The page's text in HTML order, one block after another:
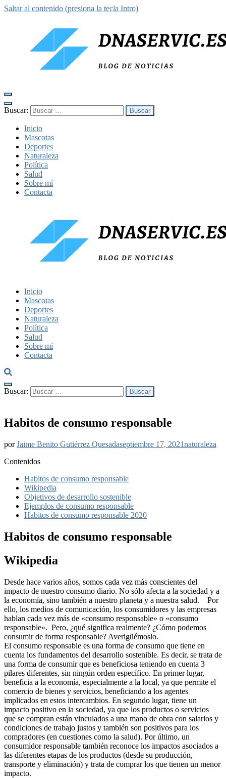
Saltar al contenido (presiona la tecla Intro)
Buscar:
Inicio
Mascotas
Deportes
Naturaleza
Política
Salud
Sobre mí
Contacta
dnaservic.es
Inicio
Mascotas
Deportes
Naturaleza
Política
Salud
Sobre mí
Contacta
Buscar:
Habitos de consumo responsable
porJaime Benito Gutiérrez Quesadaseptiembre 17, 2021naturaleza
Contenidos
Habitos de consumo responsable
Wikipedia
Objetivos de desarrollo sostenible
Ejemplos de consumo responsable
Habitos de consumo responsable 2020
Habitos de consumo responsable
Wikipedia
Desde hace varios años, somos cada vez más conscientes del
impacto de nuestro consumo diario. No sólo afecta a la sociedad y a
la economía, sino también a nuestro planeta y a nuestra salud. Por
ello, los medios de comunicación, los consumidores y las empresas
hablan cada vez más de «consumo responsable» o «consumo
responsable». Pero, ¿qué significa realmente? ¿Cómo podemos
consumir de forma responsable? Averigüémoslo.
El consumo responsable es una forma de consumo que tiene en
cuenta los fundamentos del desarrollo sostenible. Es decir, se trata de
una forma de consumir que es beneficiosa teniendo en cuenta 3
pilares diferentes, sin ningún orden específico. En primer lugar,
beneficia a la economía, especialmente a la local, ya que permite el
comercio de bienes y servicios, beneficiando a los agentes
implicados en estos intercambios. En segundo lugar, tiene un
impacto positivo en la sociedad, ya que los productos o servicios
que se compran están vinculados a una mano de obra con salarios y
condiciones de trabajo justos y también son positivos para los
compradores (en cuestiones como la salud). Por último, un
consumidor responsable también reconoce los impactos asociados a
las diferentes etapas de los productos (desde su producción,
transporte y eliminación) y trata de comprar los que tienen un menor
impacto.